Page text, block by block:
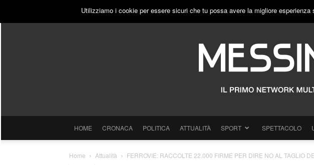
SABATO, 8 AGOSTO 2026 PUBBLICITÀ
HOME CRONACA POLITICA ATTUALITÀ SPORT SPETTACOLO
Home Attualità FERROVIE: RACCOLTE 22.000 FIRME PER DIRE NO AL TAGLIO
Utilizziamo i cookie per essere sicuri che tu possa avere la migliore